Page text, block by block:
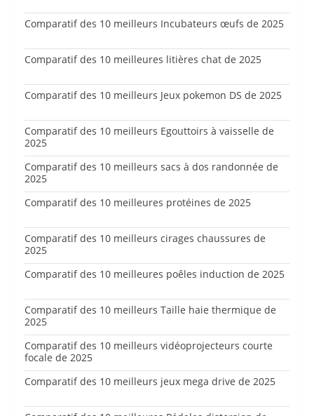
Comparatif des 10 meilleurs Incubateurs œufs de 2025
Comparatif des 10 meilleures litières chat de 2025
Comparatif des 10 meilleurs Jeux pokemon DS de 2025
Comparatif des 10 meilleurs Egouttoirs à vaisselle de
2025
Comparatif des 10 meilleurs sacs à dos randonnée de
2025
Comparatif des 10 meilleures protéines de 2025
Comparatif des 10 meilleurs cirages chaussures de
2025
Comparatif des 10 meilleures poêles induction de 2025
Comparatif des 10 meilleurs Taille haie thermique de
2025
Comparatif des 10 meilleurs vidéoprojecteurs courte
focale de 2025
Comparatif des 10 meilleurs jeux mega drive de 2025